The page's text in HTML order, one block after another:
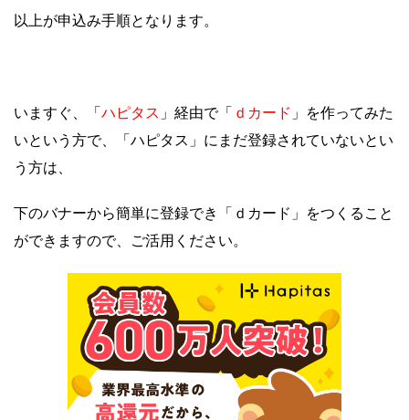
以上が申込み手順となります。
いますぐ、「ハピタス 」経由で「 ｄカード 」を作ってみた
いという方で、「ハピタス」にまだ登録されていないとい
う方は、
下のバナーから簡単に登録でき「ｄカード」をつくること
ができますので、ご活用ください。